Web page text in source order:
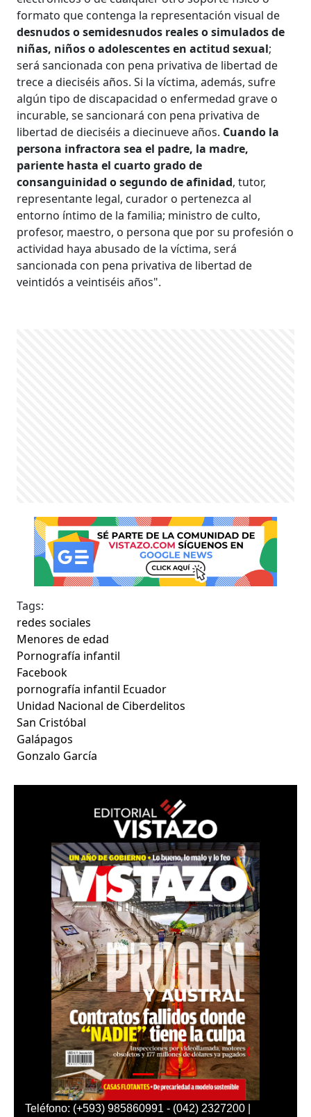
formato que contenga la representación visual de
desnudos o semidesnudos reales o simulados de
niñas, niños o adolescentes en actitud sexual;
será sancionada con pena privativa de libertad de
trece a dieciséis años. Si la víctima, además, sufre
algún tipo de discapacidad o enfermedad grave o
incurable, se sancionará con pena privativa de
libertad de dieciséis a diecinueve años. Cuando la
persona infractora sea el padre, la madre,
pariente hasta el cuarto grado de
consanguinidad o segundo de afinidad, tutor,
representante legal, curador o pertenezca al
entorno íntimo de la familia; ministro de culto,
profesor, maestro, o persona que por su profesión o
actividad haya abusado de la víctima, será
sancionada con pena privativa de libertad de
veintidós a veintiséis años".
Tags:
redes sociales
Menores de edad
Pornografía infantil
Facebook
pornografía infantil Ecuador
Unidad Nacional de Ciberdelitos
San Cristóbal
Galápagos
Gonzalo García
Teléfono: (+593) 985860991 - (042) 2327200 |